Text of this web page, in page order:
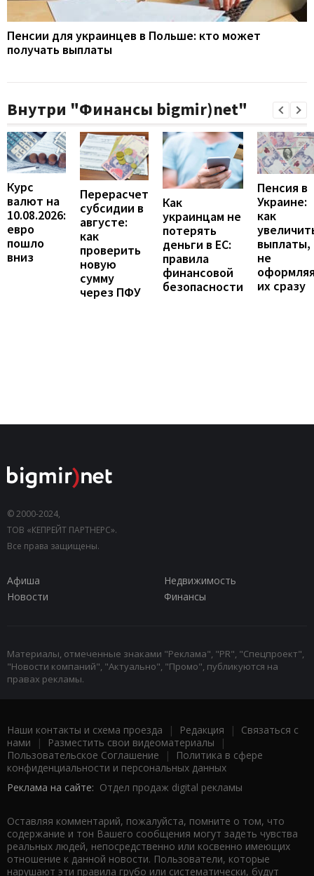
Пенсии для украинцев в Польше: кто может
получать выплаты
Внутри "Финансы bigmir)net"
Курс
валют на
10.08.2026:
евро
пошло
вниз
Перерасчет
субсидии в
августе:
как
проверить
новую
сумму
через ПФУ
Как
украинцам не
потерять
деньги в ЕС:
правила
финансовой
безопасности
Пенсия в
Украине:
как
выплаты,
не
их сразу
© 2000-2024,
ТОВ «КЕПРЕЙТ ПАРТНЕРС».
Все права защищены.
Афиша
Недвижимость
Новости
Финансы
Материалы, отмеченные знаками "Реклама", "PR", "Спецпроект",
"Новости компаний", "Актуально", "Промо", публикуются на
правах рекламы.
Наши контакты и схема проезда | Редакция | Связаться с
нами | Разместить свои видеоматериалы |
Пользовательское Соглашение |
Политика в сфере
конфиденциальности и персональных данных
Реклама на сайте: Отдел продаж digital рекламы
Оставляя комментарий, пожалуйста, помните о том, что
содержание и тон Вашего сообщения могут задеть чувства
реальных людей, непосредственно или косвенно имеющих
отношение к данной новости. Пользователи, которые
нарушают эти правила грубо или систематически, будут